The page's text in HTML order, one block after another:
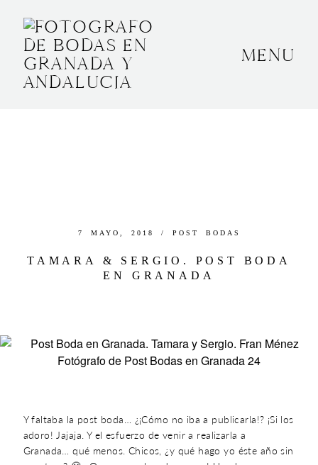
MENU
7 MAYO, 2018 / POST BODAS
TAMARA & SERGIO. POST BODA
EN GRANADA
Y faltaba la post boda… ¿¡Cómo no iba a publicarla!? ¡Si los
adoro! Jajaja. Y el esfuerzo de venir a realizarla a
Granada… qué menos. Chicos, ¿y qué hago yo éste año sin
GRANADA, ESPAÑA